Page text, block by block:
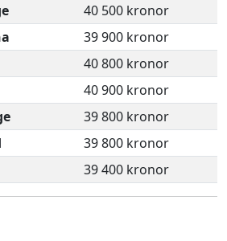
40 500 kronor
39 900 kronor
40 800 kronor
40 900 kronor
39 800 kronor
39 800 kronor
39 400 kronor